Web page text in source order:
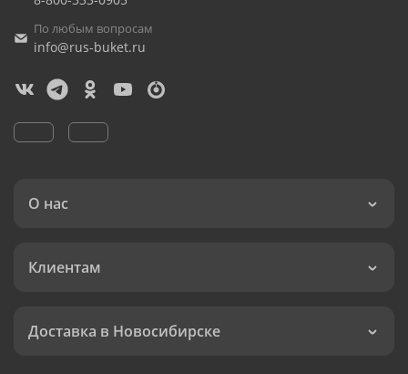
По любым вопросам
info@rus-buket.ru
О нас
Клиентам
Доставка в Новосибирске